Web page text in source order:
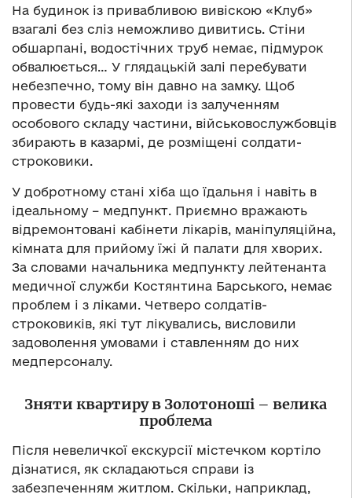
На будинок із привабливою вивіскою «Клуб»
взагалі без сліз неможливо дивитись. Стіни
обшарпані, водостічних труб немає, підмурок
обвалюється… У глядацькій залі перебувати
небезпечно, тому він давно на замку. Щоб
провести будь-які заходи із залученням
особового складу частини, військовослужбовців
збирають в казармі, де розміщені солдати-
строковики.
У добротному стані хіба що їдальня і навіть в
ідеальному – медпункт. Приємно вражають
відремонтовані кабінети лікарів, маніпуляційна,
кімната для прийому їжі й палати для хворих.
За словами начальника медпункту лейтенанта
медичної служби Костянтина Барського, немає
проблем і з ліками. Четверо солдатів-
строковиків, які тут лікувались, висловили
задоволення умовами і ставленням до них
медперсоналу.
Зняти квартиру в Золотоноші – велика
проблема
Після невеличкої екскурсії містечком кортіло
дізнатися, як складаються справи із
забезпеченням житлом. Скільки, наприклад,